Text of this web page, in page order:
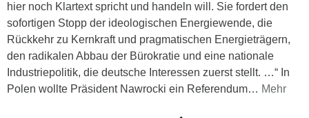
hier noch Klartext spricht und handeln will. Sie fordert den
sofortigen Stopp der ideologischen Energiewende, die
Rückkehr zu Kernkraft und pragmatischen Energieträgern,
den radikalen Abbau der Bürokratie und eine nationale
Industriepolitik, die deutsche Interessen zuerst stellt. …“ In
Polen wollte Präsident Nawrocki ein Referendum… Mehr